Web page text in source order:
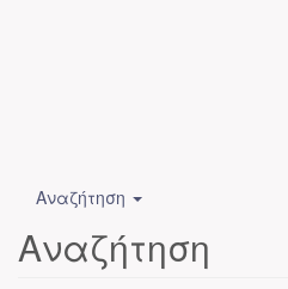
Αναζήτηση
Αναζήτηση